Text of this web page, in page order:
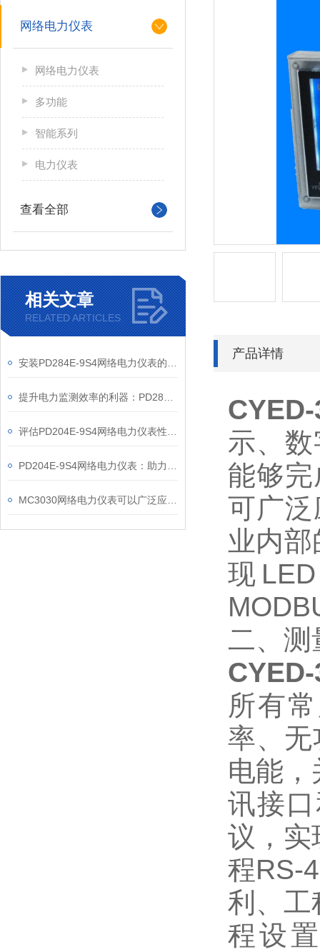
网络电力仪表
网络电力仪表
多功能
智能系列
电力仪表
查看全部
相关文章
RELATED ARTICLES
产品详情
示、
能够
可广
业内
现
二、测
所有
率、
电能
讯接
议，实
程RS-
利、工
程设